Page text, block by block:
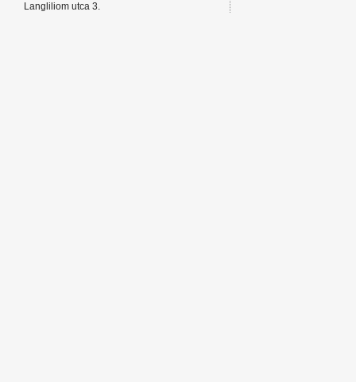
Langliliom utca 3.